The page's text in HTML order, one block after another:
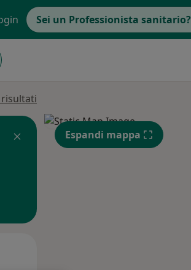
Sei un Professionista sanitario?
Espandi mappa